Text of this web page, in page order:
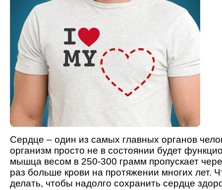
Сердце – один из самых главных органов
организм просто не в состоянии будет
мышца весом в 250-300 грамм пропускает
раз больше крови на протяжении многих лет.
делать, чтобы надолго сохранить сердце